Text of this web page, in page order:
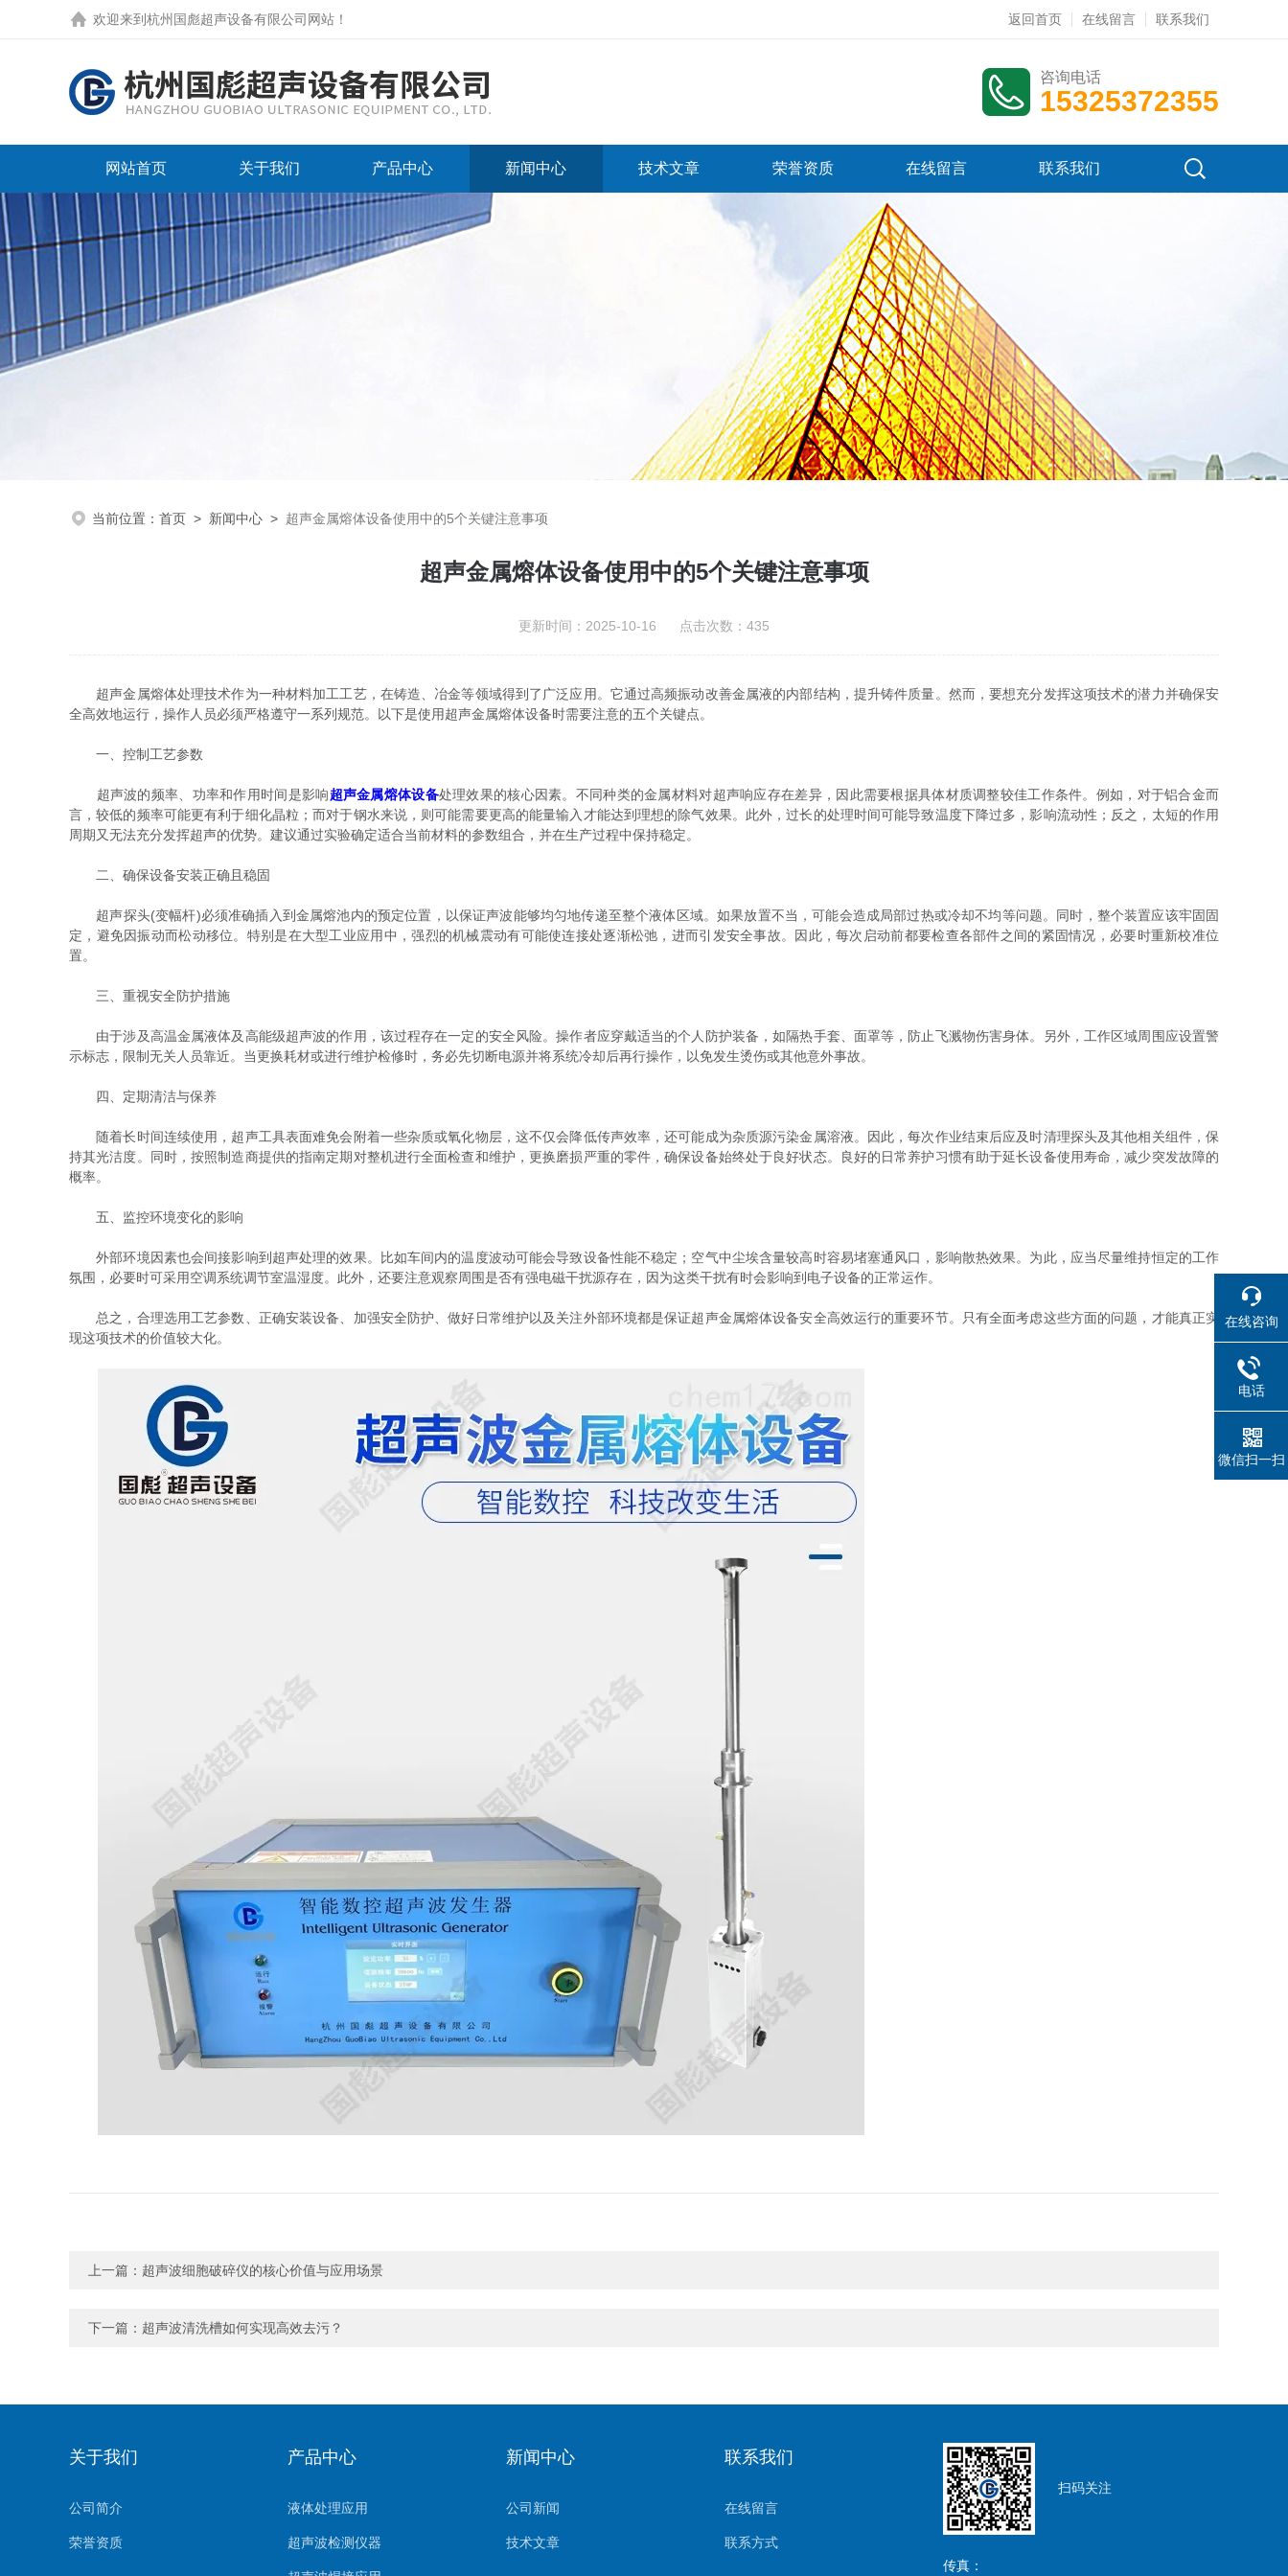
欢迎来到 杭州国彪超声设备有限公司网站 ！ 返回首页 在线留言 联系我们
咨询电话
15325372355
网站首页 关于我们 产品中心 新闻中心 技术文章 荣誉资质 在线留言 联系我们
当前位置： 首页 > 新闻中心 > 超声金属熔体设备使用中的5个关键注意事项
超声金属熔体设备使用中的5个关键注意事项
更新时间：2025-10-16 点击次数：435
超声金属熔体处理技术作为一种材料加工工艺，在铸造、冶金等领域得到了广泛应用。它通过高频振动改善金属液的内部结构，提升铸件质量。然而，要想充分发挥这项技术的潜力并确保安
全高效地运行，操作人员必须严格遵守一系列规范。以下是使用超声金属熔体设备时需要注意的五个关键点。
一、控制工艺参数
超声波的频率、功率和作用时间是影响超声金属熔体设备处理效果的核心因素。不同种类的金属材料对超声响应存在差异，因此需要根据具体材质调整较佳工作条件。例如，对于铝合金而
言，较低的频率可能更有利于细化晶粒；而对于钢水来说，则可能需要更高的能量输入才能达到理想的除气效果。此外，过长的处理时间可能导致温度下降过多，影响流动性；反之，太短的作用
周期又无法充分发挥超声的优势。建议通过实验确定适合当前材料的参数组合，并在生产过程中保持稳定。
二、确保设备安装正确且稳固
超声探头(变幅杆)必须准确插入到金属熔池内的预定位置，以保证声波能够均匀地传递至整个液体区域。如果放置不当，可能会造成局部过热或冷却不均等问题。同时，整个装置应该牢固固
定，避免因振动而松动移位。特别是在大型工业应用中，强烈的机械震动有可能使连接处逐渐松弛，进而引发安全事故。因此，每次启动前都要检查各部件之间的紧固情况，必要时重新校准位
置。
三、重视安全防护措施
由于涉及高温金属液体及高能级超声波的作用，该过程存在一定的安全风险。操作者应穿戴适当的个人防护装备，如隔热手套、面罩等，防止飞溅物伤害身体。另外，工作区域周围应设置警
示标志，限制无关人员靠近。当更换耗材或进行维护检修时，务必先切断电源并将系统冷却后再行操作，以免发生烫伤或其他意外事故。
四、定期清洁与保养
随着长时间连续使用，超声工具表面难免会附着一些杂质或氧化物层，这不仅会降低传声效率，还可能成为杂质源污染金属溶液。因此，每次作业结束后应及时清理探头及其他相关组件，保
持其光洁度。同时，按照制造商提供的指南定期对整机进行全面检查和维护，更换磨损严重的零件，确保设备始终处于良好状态。良好的日常养护习惯有助于延长设备使用寿命，减少突发故障的
概率。
五、监控环境变化的影响
外部环境因素也会间接影响到超声处理的效果。比如车间内的温度波动可能会导致设备性能不稳定；空气中尘埃含量较高时容易堵塞通风口，影响散热效果。为此，应当尽量维持恒定的工作
氛围，必要时可采用空调系统调节室温湿度。此外，还要注意观察周围是否有强电磁干扰源存在，因为这类干扰有时会影响到电子设备的正常运作。
总之，合理选用工艺参数、正确安装设备、加强安全防护、做好日常维护以及关注外部环境都是保证超声金属熔体设备安全高效运行的重要环节。只有全面考虑这些方面的问题，才能真正实
现这项技术的价值较大化。
上一篇： 超声波细胞破碎仪的核心价值与应用场景
下一篇： 超声波清洗槽如何实现高效去污？
关于我们
公司简介
荣誉资质
产品中心
液体处理应用
超声波检测仪器
新闻中心
公司新闻
技术文章
联系我们
在线留言
联系方式
扫码关注
传真：
在线咨询
电话
微信扫一扫